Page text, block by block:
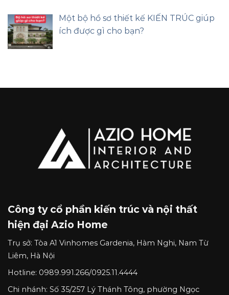
Một bộ hồ sơ thiết kế KIẾN TRÚC giúp
ích được gì cho bạn?
Công ty cổ phần kiến trúc và nội thất
hiện đại Azio Home
Trụ sở: Tòa A1 Vinhomes Gardenia, Hàm Nghi, Nam Từ
Liêm, Hà Nội
Hotline: 0989.991.266/0925.11.4444
Chi nhánh: Số 35/257 Lý Thánh Tông, phường Ngọc